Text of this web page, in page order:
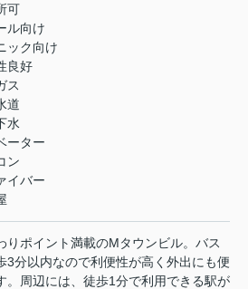
可
ル向け
ック向け
良好
ス
道
水
ーター
ン
イバー
りポイント満載のMタウンビル。バス
3分以内なので利便性が高く外出にも便
。周辺には、徒歩1分で利用できる駅が